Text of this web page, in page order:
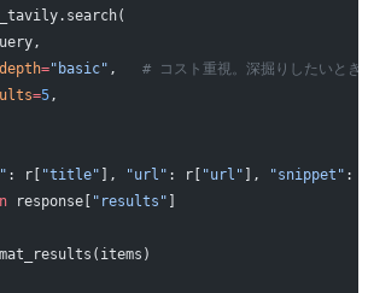
="basic" , # コスト重視。深掘りしたいと
=5,
: r[ "title" ], "url" : r[ "url" ], "snippet" :
response[ "results"